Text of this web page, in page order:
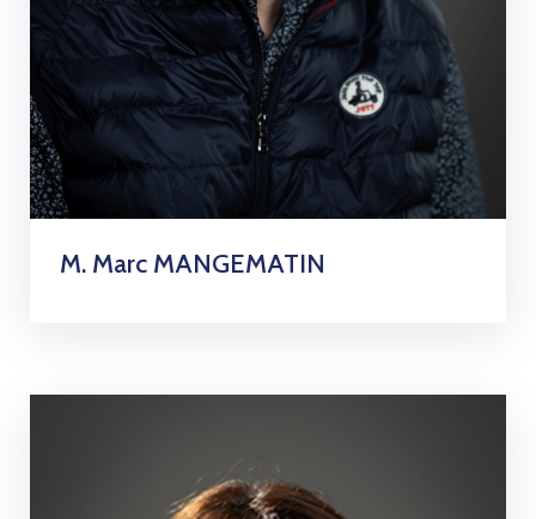
M. Marc MANGEMATIN